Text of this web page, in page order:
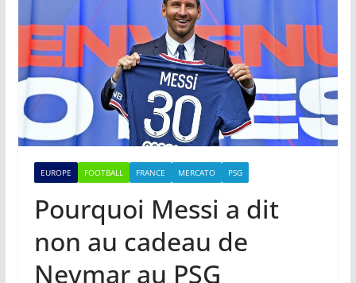
EUROPE FOOTBALL FRANCE MERCATO PSG
Pourquoi Messi a dit
non au cadeau de
Neymar au PSG